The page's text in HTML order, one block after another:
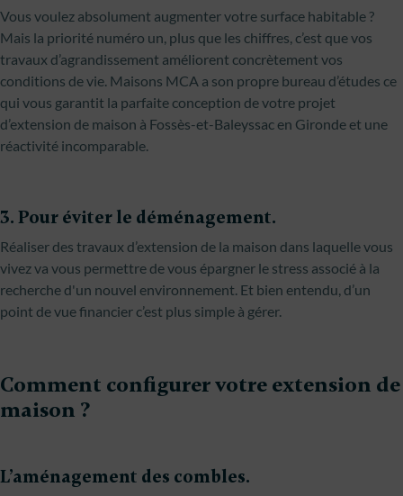
Vous voulez absolument augmenter votre surface habitable ?
Mais la priorité numéro un, plus que les chiffres, c’est que vos
travaux d’agrandissement améliorent concrètement vos
conditions de vie. Maisons MCA a son propre bureau d’études ce
qui vous garantit la parfaite conception de votre projet
d’extension de maison à Fossès-et-Baleyssac en Gironde et une
réactivité incomparable.
3. Pour éviter le déménagement.
Réaliser des travaux d’extension de la maison dans laquelle vous
vivez va vous permettre de vous épargner le stress associé à la
recherche d'un nouvel environnement. Et bien entendu, d’un
point de vue financier c’est plus simple à gérer.
Comment configurer votre extension de
maison ?
L’aménagement des combles.